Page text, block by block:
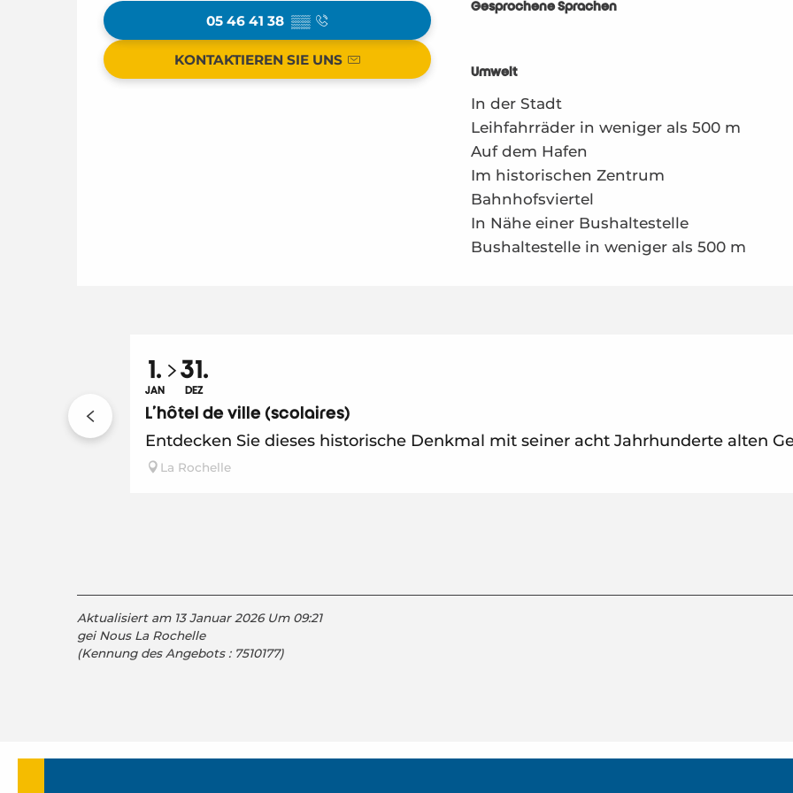
05 46 41 38 ▒▒
KONTAKTIEREN SIE UNS
Gesprochene Sprachen
Gesprochene Sprachen
Umwelt
Umwelt
In der Stadt
Leihfahrräder in weniger als 500 m
Auf dem Hafen
Im historischen Zentrum
Bahnhofsviertel
In Nähe einer Bushaltestelle
Bushaltestelle in weniger als 500 m
1.
JAN
31.
DEZ
L'hôtel de ville (scolaires)
Entdecken Sie dieses historische Denkmal mit seiner acht Jahrhunderte alten
La Rochelle
Aktualisiert am 13 Januar 2026 Um 09:21
gei Nous La Rochelle
(Kennung des Angebots : 7510177)